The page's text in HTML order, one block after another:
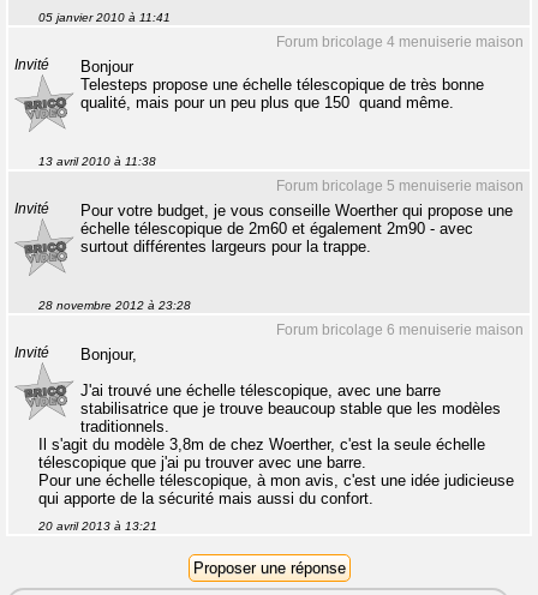
05 janvier 2010 à 11:41
Forum bricolage 4 menuiserie maison
Invité
Bonjour
Telesteps propose une échelle télescopique de très bonne
qualité, mais pour un peu plus que 150  quand même.
13 avril 2010 à 11:38
Forum bricolage 5 menuiserie maison
Invité
Pour votre budget, je vous conseille Woerther qui propose une
échelle télescopique de 2m60 et également 2m90 - avec
surtout différentes largeurs pour la trappe.
28 novembre 2012 à 23:28
Forum bricolage 6 menuiserie maison
Invité
Bonjour,
J'ai trouvé une échelle télescopique, avec une barre
stabilisatrice que je trouve beaucoup stable que les modèles
traditionnels.
Il s'agit du modèle 3,8m de chez Woerther, c'est la seule échelle
télescopique que j'ai pu trouver avec une barre.
Pour une échelle télescopique, à mon avis, c'est une idée judicieuse
qui apporte de la sécurité mais aussi du confort.
20 avril 2013 à 13:21